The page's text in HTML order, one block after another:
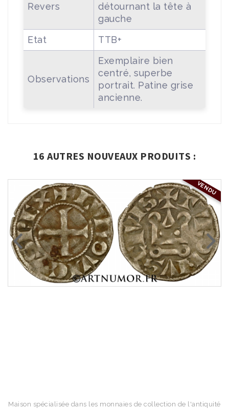
Revers
détournant la tête à
gauche
Etat
TTB+
Observations
Exemplaire bien
centré, superbe
portrait. Patine grise
ancienne.
16 AUTRES NOUVEAUX PRODUITS :
VENDU
Maison spécialisée dans les monnaies de collection de l'antiquité